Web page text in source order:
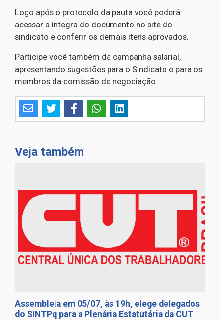
Logo após o protocolo da pauta você poderá
acessar a íntegra do documento no site do
sindicato e conferir os demais itens aprovados.
Participe você também da campanha salarial,
apresentando sugestões para o Sindicato e para os
membros da comissão de negociação.
Veja também
Assembleia em 05/07, às 19h, elege delegados
do SINTPq para a Plenária Estatutária da CUT